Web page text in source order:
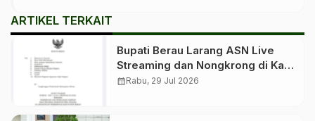
ARTIKEL TERKAIT
Bupati Berau Larang ASN Live
Streaming dan Nongkrong di Kafe
Saat Jam Kerja
calendar_monthRabu, 29 Jul 2026